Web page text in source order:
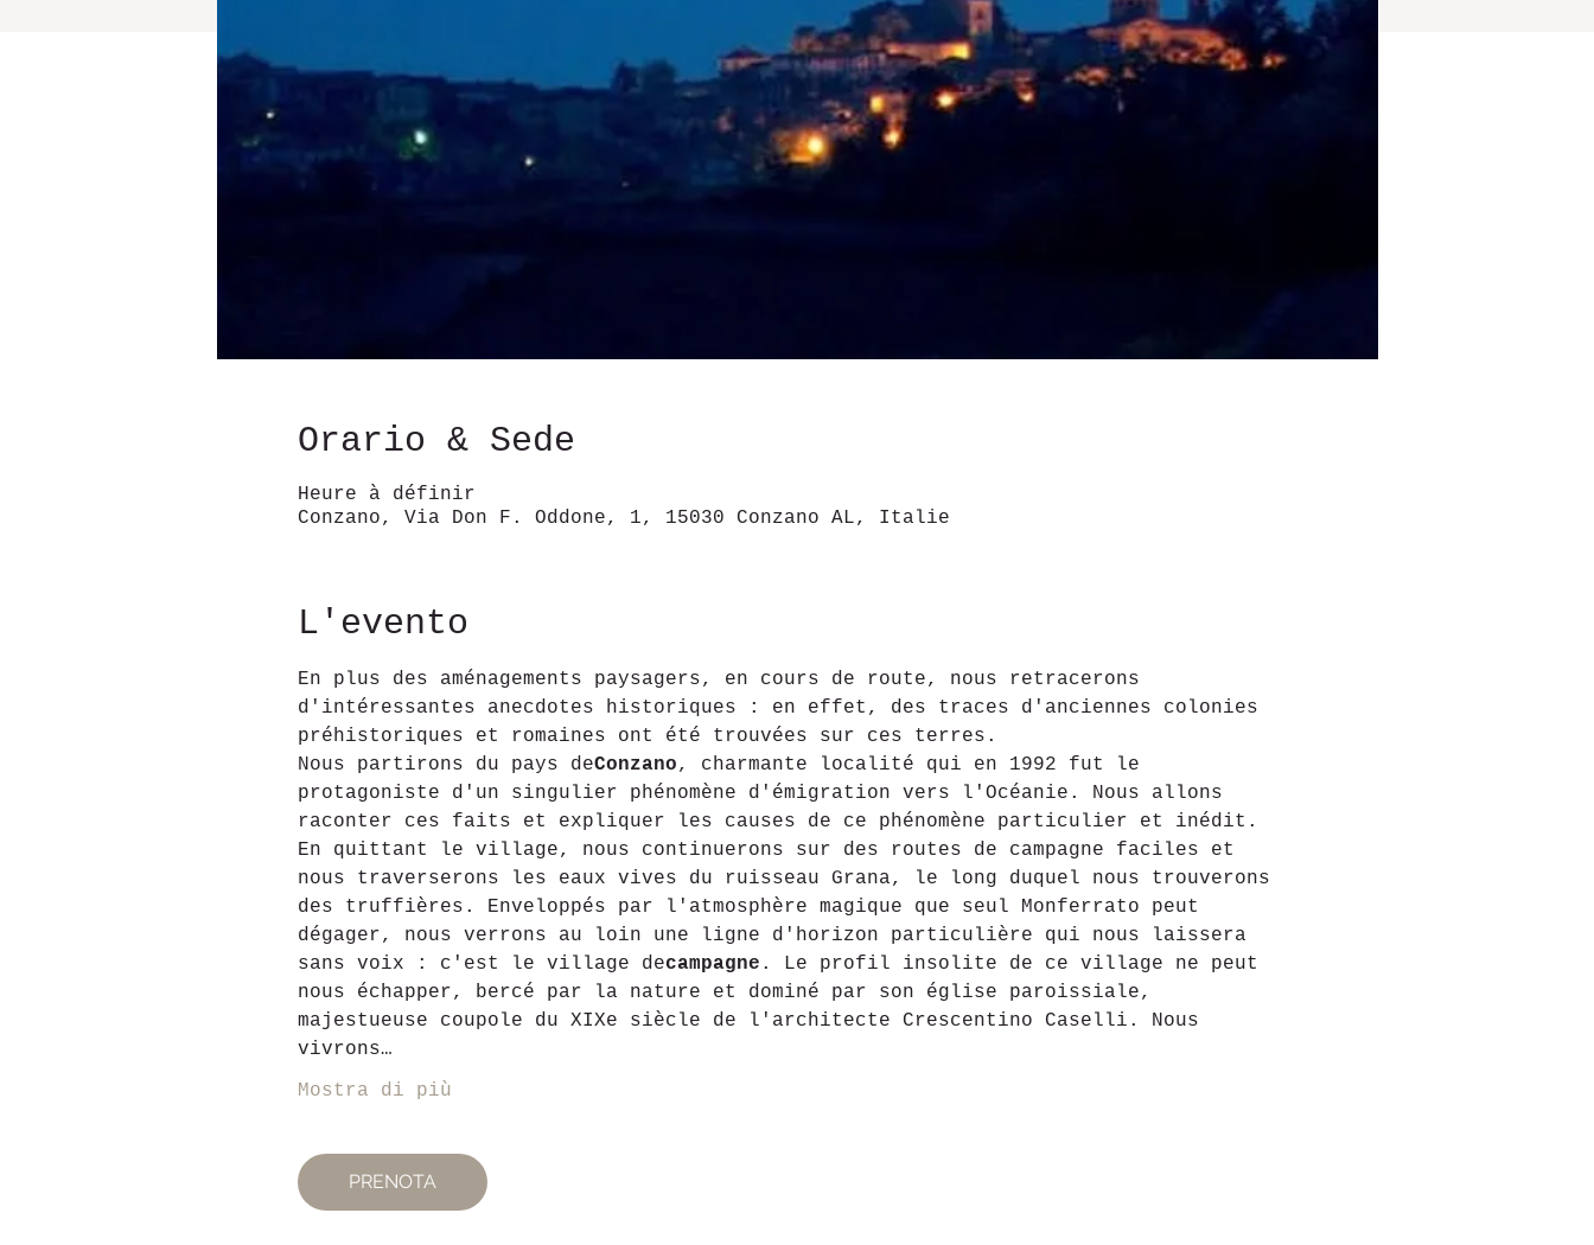
Orario & Sede
Heure à définir
Conzano, Via Don F. Oddone, 1, 15030 Conzano AL, Italie
L'evento
En plus des aménagements paysagers, en cours de route, nous retracerons
d'intéressantes anecdotes historiques : en effet, des traces d'anciennes colonies
préhistoriques et romaines ont été trouvées sur ces terres.
Nous partirons du pays deConzano, charmante localité qui en 1992 fut le
protagoniste d'un singulier phénomène d'émigration vers l'Océanie. Nous allons
raconter ces faits et expliquer les causes de ce phénomène particulier et inédit.
En quittant le village, nous continuerons sur des routes de campagne faciles et
nous traverserons les eaux vives du ruisseau Grana, le long duquel nous trouverons
des truffières. Enveloppés par l'atmosphère magique que seul Monferrato peut
dégager, nous verrons au loin une ligne d'horizon particulière qui nous laissera
sans voix : c'est le village decampagne . Le profil insolite de ce village ne peut
nous échapper, bercé par la nature et dominé par son église paroissiale,
majestueuse coupole du XIXe siècle de l'architecte Crescentino Caselli. Nous
vivrons…
Mostra di più
PRENOTA